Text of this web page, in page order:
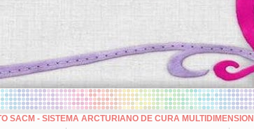
SACM - SISTEMA ARCTURIANO DE CURA